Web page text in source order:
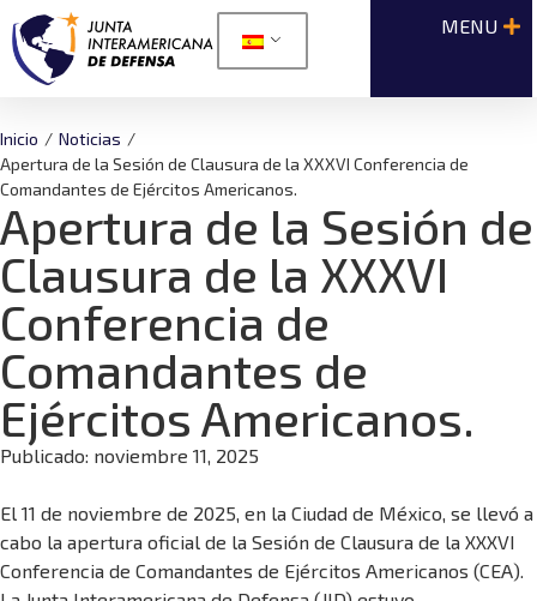
Inicio / Noticias /
Apertura de la Sesión de Clausura de la XXXVI Conferencia de
Comandantes de Ejércitos Americanos.
Apertura de la Sesión de
Clausura de la XXXVI
Conferencia de
Comandantes de
Ejércitos Americanos.
Publicado: noviembre 11, 2025
El 11 de noviembre de 2025, en la Ciudad de México, se llevó a
cabo la apertura oficial de la Sesión de Clausura de la XXXVI
Conferencia de Comandantes de Ejércitos Americanos (CEA).